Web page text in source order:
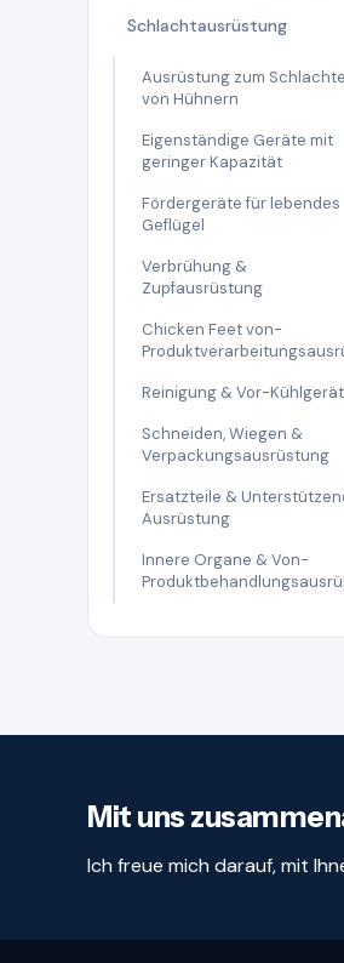
Schlachtausrüstung
Ausrüstung zum
von Hühnern
Eigenständige Geräte mit
geringer Kapazität
Fördergeräte für lebendes
Geflügel
Verbrühung &
Zupfausrüstung
Chicken Feet von-
Reinigung & Vor-
Schneiden, Wiegen &
Verpackungsausrüstung
Ersatzteile &
Ausrüstung
Innere Organe & Von-
Mit uns
Ich freue mich darauf, mit